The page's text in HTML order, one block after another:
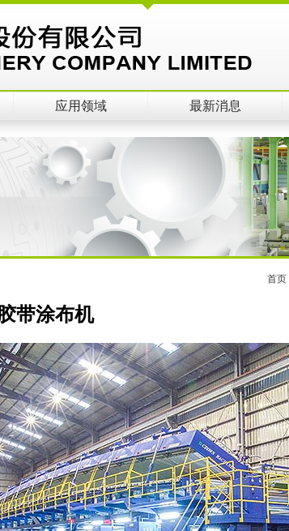
应用领域 最新消息
首页
带涂布机